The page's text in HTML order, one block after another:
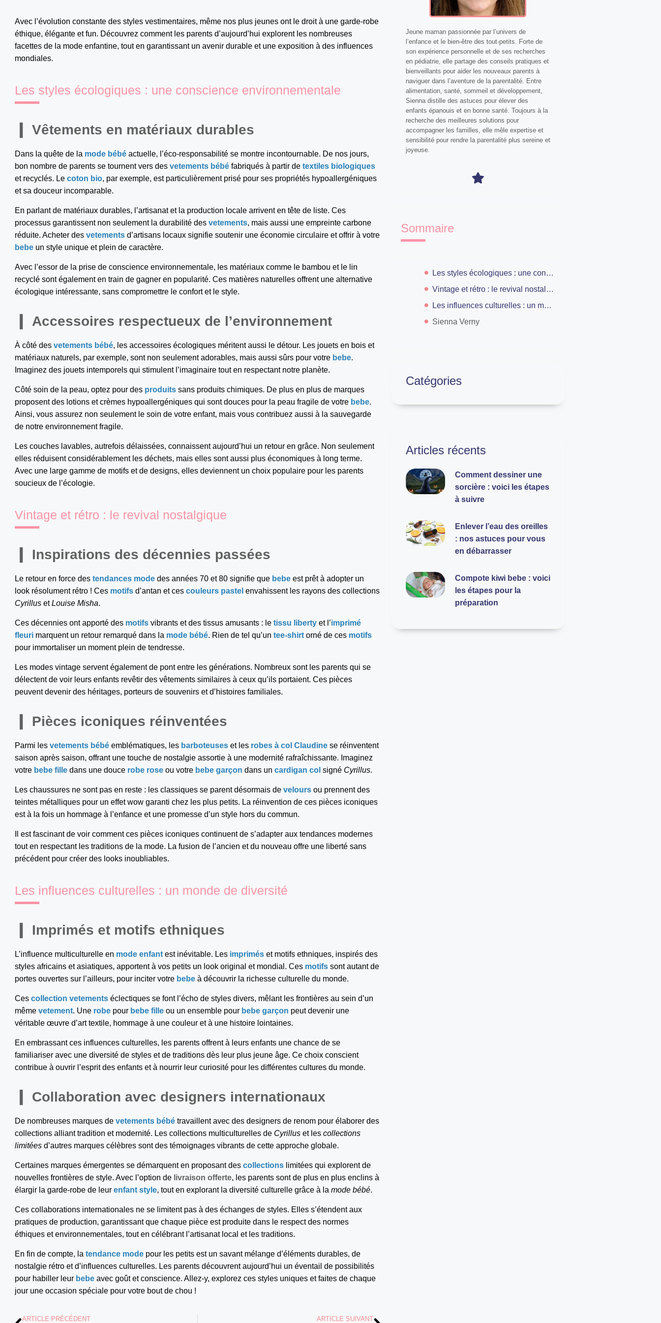
Avec l’évolution constante des styles vestimentaires, même nos plus jeunes ont le droit à une garde-robe
éthique, élégante et fun. Découvrez comment les parents d’aujourd’hui explorent les nombreuses
facettes de la mode enfantine, tout en garantissant un avenir durable et une exposition à des influences
mondiales.
Les styles écologiques : une conscience environnementale
Vêtements en matériaux durables
Dans la quête de la mode bébé actuelle, l’éco-responsabilité se montre incontournable. De nos jours,
bon nombre de parents se tournent vers des vetements bébé fabriqués à partir de textiles biologiques
et recyclés. Le coton bio, par exemple, est particulièrement prisé pour ses propriétés hypoallergéniques
et sa douceur incomparable.
En parlant de matériaux durables, l’artisanat et la production locale arrivent en tête de liste. Ces
processus garantissent non seulement la durabilité des vetements, mais aussi une empreinte carbone
réduite. Acheter des vetements d’artisans locaux signifie soutenir une économie circulaire et offrir à votre
bebe un style unique et plein de caractère.
Avec l’essor de la prise de conscience environnementale, les matériaux comme le bambou et le lin
recyclé sont également en train de gagner en popularité. Ces matières naturelles offrent une alternative
écologique intéressante, sans compromettre le confort et le style.
Accessoires respectueux de l’environnement
À côté des vetements bébé, les accessoires écologiques méritent aussi le détour. Les jouets en bois et
matériaux naturels, par exemple, sont non seulement adorables, mais aussi sûrs pour votre bebe.
Imaginez des jouets intemporels qui stimulent l’imaginaire tout en respectant notre planète.
Côté soin de la peau, optez pour des produits sans produits chimiques. De plus en plus de marques
proposent des lotions et crèmes hypoallergéniques qui sont douces pour la peau fragile de votre bebe.
Ainsi, vous assurez non seulement le soin de votre enfant, mais vous contribuez aussi à la sauvegarde
de notre environnement fragile.
Les couches lavables, autrefois délaissées, connaissent aujourd’hui un retour en grâce. Non seulement
elles réduisent considérablement les déchets, mais elles sont aussi plus économiques à long terme.
Avec une large gamme de motifs et de designs, elles deviennent un choix populaire pour les parents
soucieux de l’écologie.
Vintage et rétro : le revival nostalgique
Inspirations des décennies passées
Le retour en force des tendances mode des années 70 et 80 signifie que bebe est prêt à adopter un
look résolument rétro ! Ces motifs d’antan et ces couleurs pastel envahissent les rayons des collections
Cyrillus etLouise Misha.
Ces décennies ont apporté des motifs vibrants et des tissus amusants : le tissu liberty et l’imprimé
fleuri marquent un retour remarqué dans la mode bébé. Rien de tel qu’un tee-shirt orné de ces motifs
pour immortaliser un moment plein de tendresse.
Les modes vintage servent également de pont entre les générations. Nombreux sont les parents qui se
délectent de voir leurs enfants revêtir des vêtements similaires à ceux qu’ils portaient. Ces pièces
peuvent devenir des héritages, porteurs de souvenirs et d’histoires familiales.
Pièces iconiques réinventées
Parmi les vetements bébé emblématiques, les barboteuses et les robes à col Claudine se réinventent
saison après saison, offrant une touche de nostalgie assortie à une modernité rafraîchissante. Imaginez
votre bebe fille dans une douce robe rose ou votre bebe garçon dans un cardigan col signé Cyrillus.
Les chaussures ne sont pas en reste : les classiques se parent désormais de velours ou prennent des
teintes métalliques pour un effet wow garanti chez les plus petits. La réinvention de ces pièces iconiques
est à la fois un hommage à l’enfance et une promesse d’un style hors du commun.
Il est fascinant de voir comment ces pièces iconiques continuent de s’adapter aux tendances modernes
tout en respectant les traditions de la mode. La fusion de l’ancien et du nouveau offre une liberté sans
précédent pour créer des looks inoubliables.
Les influences culturelles : un monde de diversité
Imprimés et motifs ethniques
L’influence multiculturelle en mode enfant est inévitable. Les imprimés et motifs ethniques, inspirés des
styles africains et asiatiques, apportent à vos petits un look original et mondial. Ces motifs sont autant de
portes ouvertes sur l’ailleurs, pour inciter votre bebe à découvrir la richesse culturelle du monde.
Ces collection vetements éclectiques se font l’écho de styles divers, mêlant les frontières au sein d’un
même vetement. Une robe pour bebe fille ou un ensemble pour bebe garçon peut devenir une
véritable œuvre d’art textile, hommage à une couleur et à une histoire lointaines.
En embrassant ces influences culturelles, les parents offrent à leurs enfants une chance de se
familiariser avec une diversité de styles et de traditions dès leur plus jeune âge. Ce choix conscient
contribue à ouvrir l’esprit des enfants et à nourrir leur curiosité pour les différentes cultures du monde.
Collaboration avec designers internationaux
De nombreuses marques de vetements bébé travaillent avec des designers de renom pour élaborer des
collections alliant tradition et modernité. Les collections multiculturelles de Cyrillus et les collections
limitées d’autres marques célèbres sont des témoignages vibrants de cette approche globale.
Certaines marques émergentes se démarquent en proposant des collections limitées qui explorent de
nouvelles frontières de style. Avec l’option de livraison offerte, les parents sont de plus en plus enclins à
élargir la garde-robe de leur enfant style, tout en explorant la diversité culturelle grâce à la mode bébé.
Ces collaborations internationales ne se limitent pas à des échanges de styles. Elles s’étendent aux
pratiques de production, garantissant que chaque pièce est produite dans le respect des normes
éthiques et environnementales, tout en célébrant l’artisanat local et les traditions.
En fin de compte, la tendance mode pour les petits est un savant mélange d’éléments durables, de
nostalgie rétro et d’influences culturelles. Les parents découvrent aujourd’hui un éventail de possibilités
pour habiller leur bebe avec goût et conscience. Allez-y, explorez ces styles uniques et faites de chaque
jour une occasion spéciale pour votre bout de chou !
ARTICLE PRÉCÉDENT ARTICLE SUIVANT
Jeune maman passionnée par l’univers de
l’enfance et le bien-être des tout-petits. Forte de
son expérience personnelle et de ses recherches
en pédiatrie, elle partage des conseils pratiques et
bienveillants pour aider les nouveaux parents à
naviguer dans l’aventure de la parentalité. Entre
alimentation, santé, sommeil et développement,
Sienna distille des astuces pour élever des
enfants épanouis et en bonne santé. Toujours à la
recherche des meilleures solutions pour
accompagner les familles, elle mêle expertise et
sensibilité pour rendre la parentalité plus sereine et
joyeuse.
Sommaire
Les styles écologiques : une conscience environnementale
Vintage et rétro : le revival nostalgique
Les influences culturelles : un monde de diversité
Sienna Verny
Catégories
Articles récents
Comment dessiner une
sorcière : voici les étapes
à suivre
Enlever l’eau des oreilles
: nos astuces pour vous
en débarrasser
Compote kiwi bebe : voici
les étapes pour la
préparation